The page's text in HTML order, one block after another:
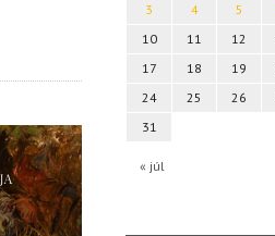
« júl
3
4 5
10
11 12
17
18 19
24
25 26
31